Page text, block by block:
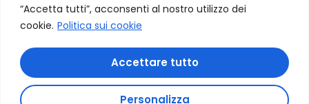
“Accetta tutti”, acconsenti al nostro utilizzo dei
cookie. Politica sui cookie
Personalizza
Accettare tutto
Tel: 3338031394
© Copyright 2024 - Designed and powered by